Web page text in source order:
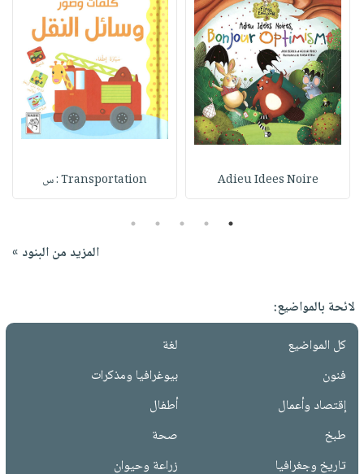
Adieu Idees Noire Transportation : س
1
2
3
4
5
المزيد من البنود »
لائحة بالمواضيع:
كل المواضيع
لغة
فنون
بيوغرافيا ومذكرات
إقتصاد وأعمال
أطفال
طبخ
صحة
تاريخ وجغرافيا
زراعة وحيوان